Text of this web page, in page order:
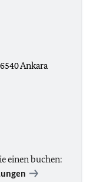
Ankara
einen buchen: